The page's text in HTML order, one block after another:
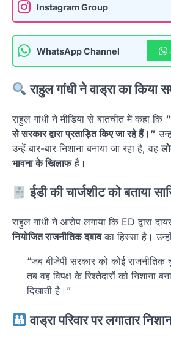
Instagram Group
WhatsApp Channel
राहुल गांधी ने वाड्रा का किया
राहुल गांधी ने मीडिया से बातचीत में कहा कि
से सरकार द्वारा प्रताड़ित किए जा रहे हैं।”
उन्हें बार-बार निशाना बनाया जा रहा है, वह
भावना के खिलाफहै।
ईडी की चार्जशीट को बताया
राहुल गांधी ने आरोप लगाया कि ED द्वारा
नियोजित राजनीतिक दबावका हिस्सा है।
“जब बीजेपी सरकार को कोई राजनीतिक
तब वह विपक्ष के रिश्तेदारों को निशाना
दिखाती है।”
वाड्रा परिवार पर लगातार